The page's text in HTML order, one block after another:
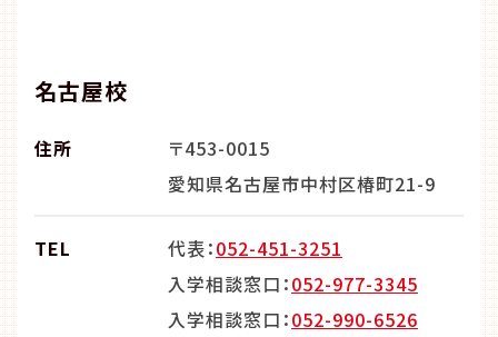
名古屋校
住所
〒453-0015
愛知県名古屋市中村区椿町21-9
TEL 代表：052-451-3251
入学相談窓口：052-977-3345
入学相談窓口：052-990-6526